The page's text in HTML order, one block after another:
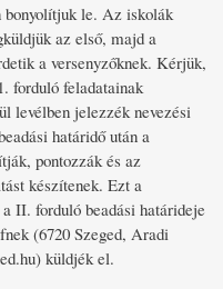
bonyolítjuk le. Az iskolák
az első, majd a
a versenyzőknek. Kérjük,
forduló feladatainak
levélben jelezzék nevezési
határidő után a
pontozzák és az
készítenek. Ezt a
II. forduló beadási határideje
(6720 Szeged, Aradi
küldjék el.